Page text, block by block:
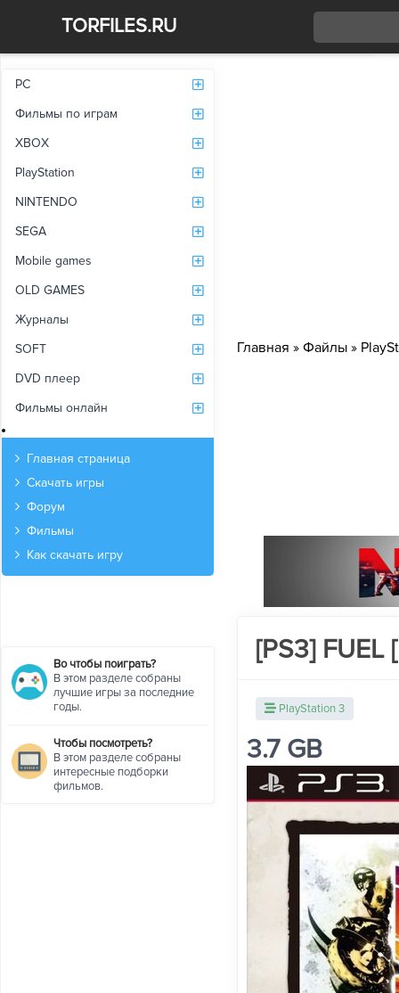
TORFILES.RU
PC
Фильмы по играм
XBOX
PlayStation
NINTENDO
SEGA
Mobile games
OLD GAMES
Журналы
SOFT
DVD плеер
Фильмы онлайн
Главная страница
Скачать игры
Форум
Фильмы
Как скачать игру
Во чтобы поиграть?
В этом разделе собраны
лучшие игры за последние
годы.
Чтобы посмотреть?
В этом разделе собраны
интересные подборки
фильмов.
Главная » Файлы »
[PS3] FUEL
PlayStation 3
3.7 GB